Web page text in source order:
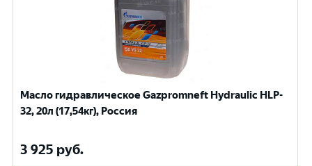
Масло гидравлическое Gazpromneft Hydraulic HLP-
32, 20л (17,54кг), Россия
3 925 руб.